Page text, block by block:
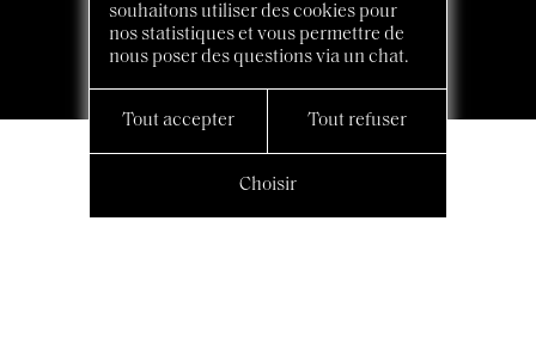
souhaitons utiliser des cookies pour
nos statistiques et vous permettre de
nous poser des questions via un chat.
Tout accepter Tout refuser
Choisir